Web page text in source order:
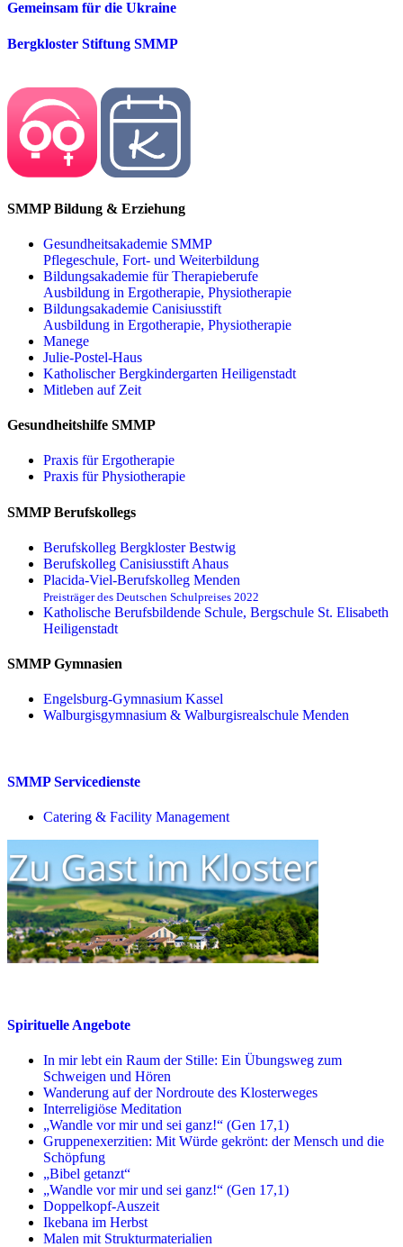
Gemeinsam für die Ukraine
Bergkloster Stiftung SMMP
SMMP Bildung & Erziehung
Gesundheitsakademie SMMP
Pflegeschule, Fort- und Weiterbildung
Bildungsakademie für Therapieberufe
Ausbildung in Ergotherapie, Physiotherapie
Bildungsakademie Canisiusstift
Ausbildung in Ergotherapie, Physiotherapie
Manege
Julie-Postel-Haus
Katholischer Bergkindergarten Heiligenstadt
Mitleben auf Zeit
Gesundheitshilfe SMMP
Praxis für Ergo­therapie
Praxis für Physio­therapie
SMMP Berufskollegs
Berufskolleg Bergkloster Bestwig
Berufskolleg Canisiusstift Ahaus
Placida-Viel-Berufskolleg Menden
Preisträger des Deutschen Schulpreises 2022
Katholische Berufsbildende Schule, Bergschule St. Elisabeth
Heiligenstadt
SMMP Gymnasien
Engelsburg-Gymnasium Kassel
Walburgisgymnasium & Walburgisrealschule Menden
SMMP Servicedienste
Catering & Facility Management
Spirituelle Angebote
In mir lebt ein Raum der Stille: Ein Übungsweg zum
Schweigen und Hören
Wanderung auf der Nordroute des Klosterweges
Interreligiöse Meditation
„Wandle vor mir und sei ganz!“ (Gen 17,1)
Gruppenexerzitien: Mit Würde gekrönt: der Mensch und die
Schöpfung
„Bibel getanzt“
„Wandle vor mir und sei ganz!“ (Gen 17,1)
Doppelkopf-Auszeit
Ikebana im Herbst
Malen mit Strukturmaterialien